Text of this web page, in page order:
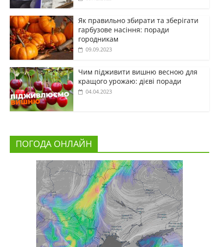
Як правильно збирати та зберігати
гарбузове насіння: поради
городникам
09.09.2023
Чим підживити вишню весною для
кращого урожаю: дієві поради
04.04.2023
ПОГОДА ОНЛАЙН